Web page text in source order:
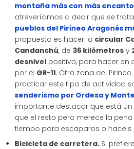
montaña más con más encanto
atreveríamos a decir que se
pueblos del Pirineo Aragonés
propuesta es hacer la circular
Candanchú, de 36 kilómetros y
desnivel positivo, para hacer en
por el GR-11. Otra zona del
practicar este tipo de actividad
senderismo por Ordesa y
importante destacar que está
que el resto pero merece la pena
tiempo para escaparos o haceis
Bicicleta de carretera. Si